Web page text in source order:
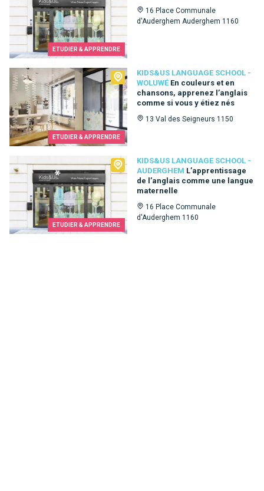
ETUDIER & APPRENDRE
16 Place Communale
d'Auderghem Auderghem 1160
ETUDIER & APPRENDRE
KIDS&US LANGUAGE SCHOOL -
WOLUWÉ En couleurs et en
chansons, apprenez l’anglais
comme si vous y étiez nés
13 Val des Seigneurs 1150
Kids&Us language school - Woluwé
ETUDIER & APPRENDRE
KIDS&US LANGUAGE SCHOOL -
AUDERGHEM L’apprentissage
de l’anglais comme une langue
maternelle
16 Place Communale
d'Auderghem 1160
Kids&Us language school - Auderghem